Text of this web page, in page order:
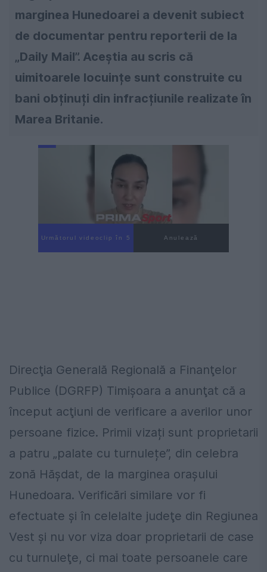
marginea Hunedoarei a devenit subiect
de documentar pentru reporterii de la
„Daily Mail”. Aceștia au scris că
uimitoarele locuințe sunt construite cu
bani obținuți din infracțiunile realizate în
Marea Britanie.
Următorul videoclip în 4 Anulează
Direcţia Generală Regională a Finanţelor
Publice (DGRFP) Timişoara a anunţat că a
început acţiuni de verificare a averilor unor
persoane fizice. Primii vizați sunt proprietarii
a patru „palate cu turnulețe”, din celebra
zonă Hășdat, de la marginea orașului
Hunedoara. Verificări similare vor fi
efectuate şi în celelalte judeţe din Regiunea
Vest şi nu vor viza doar proprietarii de case
cu turnuleţe, ci mai toate persoanele care